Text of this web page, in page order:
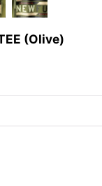
(Olive)